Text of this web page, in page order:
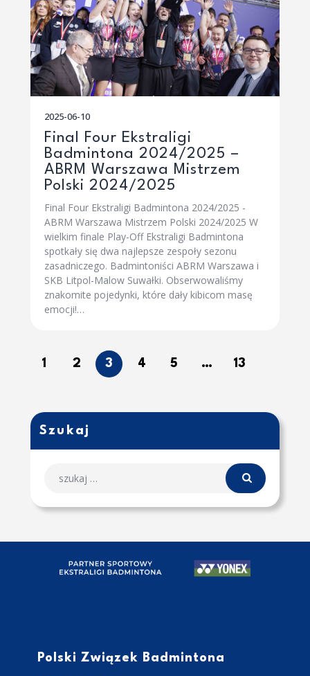
2025-06-10
Final Four Ekstraligi
Badmintona 2024/2025 –
ABRM Warszawa Mistrzem
Polski 2024/2025
Final Four Ekstraligi Badmintona 2024/2025 -
ABRM Warszawa Mistrzem Polski 2024/2025 W
wielkim finale Play-Off Ekstraligi Badmintona
spotkały się dwa najlepsze zespoły sezonu
zasadniczego. Badmintoniści ABRM Warszawa i
SKB Litpol-Malow Suwałki. Obserwowaliśmy
znakomite pojedynki, które dały kibicom masę
emocji!…
1 2 3 4 5 … 13
Szukaj
Polski Związek Badmintona